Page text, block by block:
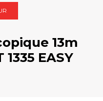
13m
EASY